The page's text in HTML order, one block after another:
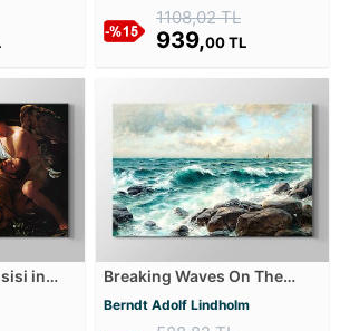
1108,02 TL
939,00 TL
in
Breaking Waves On The
Beach Kanvas Tablosu
Berndt Adolf Lindholm